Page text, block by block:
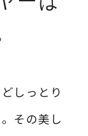
しっとり
その美し